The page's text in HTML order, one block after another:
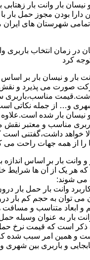
نیسان بار وانت بار
دارا بودن مجوز حمل بار
تمامی شهرستان های
در زمان انتخاب باربری
کرد
بار و نیسان بار بر
صورت می پذیرد و
مناسب،باربری
و… از جمله نکاتی
نیسان بار شده است.علاوه
مناسب و معتبر نقش
خواهد داشت،گفتنی
را از همه جهات راحت می
و وانت بار بر اساس اندازه
هر یک از آن ها شرایط
می شوند:
وانت بار حمل بار
می توان به حجم کم بار
ابعاد متناسب و مسافت
بار به عنوان وسیله
ذکر است که قیمت نرخ
و همین امر سبب شده که
و باربری بین شهری